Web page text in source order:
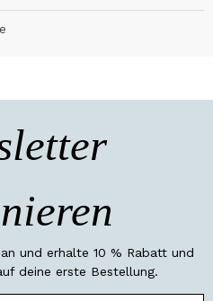
und erhalte 10 % Rabatt und
deine erste Bestellung.